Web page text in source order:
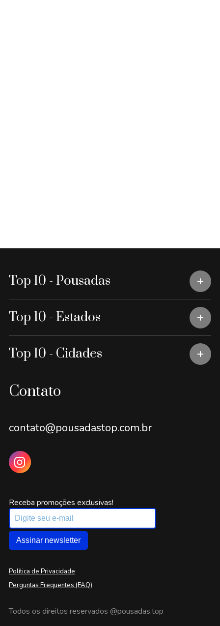
Top 10 - Pousadas
Top 10 - Estados
Top 10 - Cidades
Contato
contato@pousadastop.com.br
Receba promoções exclusivas!
Assinar newsletter
Política de Privacidade
Perguntas Frequentes (FAQ)
Todos os direitos reservados @pousadas.top